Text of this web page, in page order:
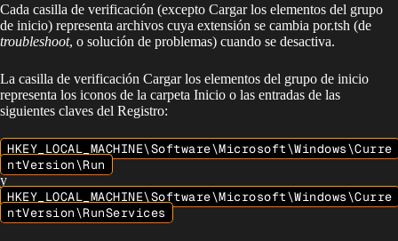
Cada casilla de verificación (excepto Cargar los elementos del grupo
de inicio) representa archivos cuya extensión se cambia por.tsh (de
troubleshoot, o solución de problemas) cuando se desactiva.
La casilla de verificación Cargar los elementos del grupo de inicio
representa los iconos de la carpeta Inicio o las entradas de las
siguientes claves del Registro:
HKEY_LOCAL_MACHINE\Software\Microsoft\Windows\Curre
ntVersion\Run
y
HKEY_LOCAL_MACHINE\Software\Microsoft\Windows\Curre
ntVersion\RunServices